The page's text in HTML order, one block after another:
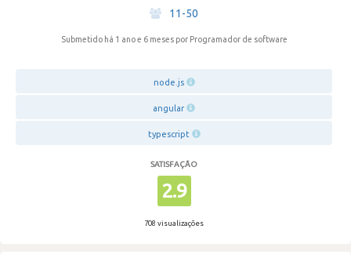
·
11-50
Submetido há 1 ano e 6 meses por Programador de software
node.js
angular
typescript
SATISFAÇÃO
2.9
708 visualizações